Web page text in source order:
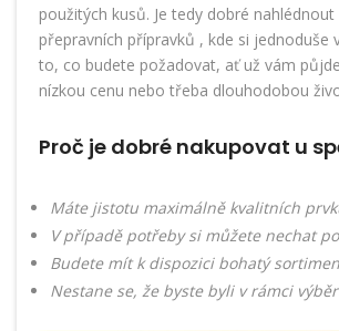
použitých kusů. Je tedy dobré
přepravních přípravků , kde si jednoduše
to, co budete požadovat, ať už vám
nízkou cenu nebo třeba dlouhodobou
Proč je dobré nakupovat u
Máte jistotu maximálně kvalitních
V případě potřeby si můžete nechat
Budete mít k dispozici bohatý
Nestane se, že byste byli v rámci